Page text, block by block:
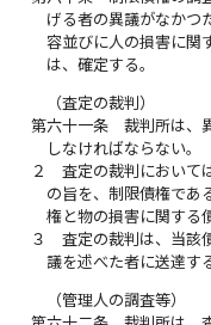
げる者の異議がなかつ
容並びに人の損害に関
は、確定する。
（査定の裁判）
第六十一条
裁判所は、
しなければならない。
２
査定の裁判において
の旨を、制限債権であ
権と物の損害に関する
３
査定の裁判は、当該
議を述べた者に送達す
（管理人の調査等）